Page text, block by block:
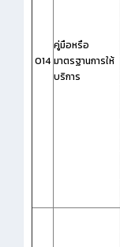
O14
คู่มือหรือ
มาตรฐานการให้
บริการ